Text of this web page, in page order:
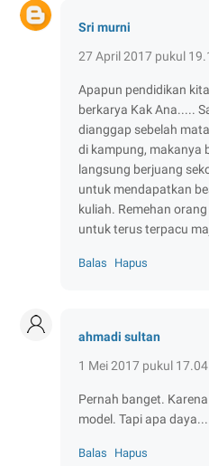
Sri murni
27 April 2017 pukul
Apapun pendidikan
berkarya Kak Ana.....
dianggap sebelah
di kampung, makanya
langsung berjuang
untuk mendapatkan
kuliah. Remehan
untuk terus terpacu
Balas Hapus
ahmadi sultan
1 Mei 2017 pukul 17.04
Pernah banget.
model. Tapi apa
Balas Hapus